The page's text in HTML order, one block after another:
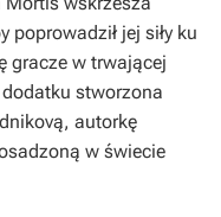
jej siły ku
gracze w trwającej
stworzona
autorkę
w świecie